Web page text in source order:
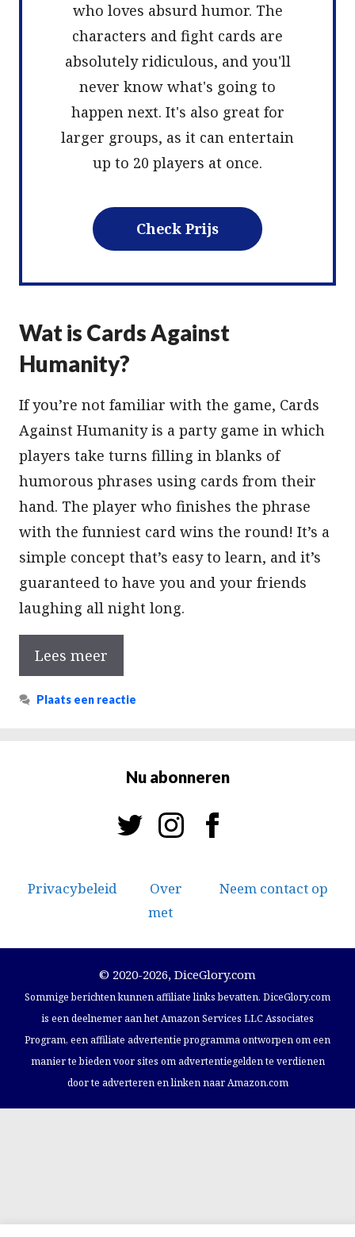
who loves absurd humor. The
characters and fight cards are
absolutely ridiculous, and you'll
never know what's going to
happen next. It's also great for
larger groups, as it can entertain
up to 20 players at once.
Check Prijs
Wat is Cards Against
Humanity?
If you’re not familiar with the game, Cards
Against Humanity is a party game in which
players take turns filling in blanks of
humorous phrases using cards from their
hand. The player who finishes the phrase
with the funniest card wins the round! It’s a
simple concept that’s easy to learn, and it’s
guaranteed to have you and your friends
laughing all night long.
Lees meer
Plaats een reactie
Nu abonneren
Privacybeleid Over
Neem contact op
met
© 2020-2026, DiceGlory.com
Sommige berichten kunnen affiliate links bevatten. DiceGlory.com
is een deelnemer aan het Amazon Services LLC Associates
Program, een affiliate advertentie programma ontworpen om een
manier te bieden voor sites om advertentiegelden te verdienen
door te adverteren en linken naar Amazon.com